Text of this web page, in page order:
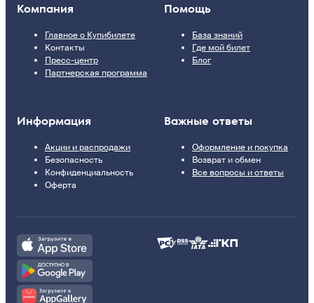
Компания
Главное о Купибилете
Контакты
Пресс-центр
Партнерская программа
Помощь
База знаний
Где мой билет
Блог
Информация
Акции и распродажи
Безопасность
Конфиденциальность
Оферта
Важные ответы
Оформление и покупка
Возврат и обмен
Все вопросы и ответы